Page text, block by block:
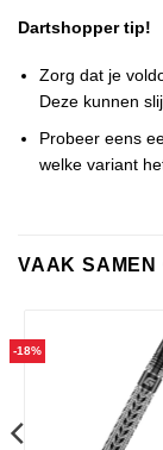
Dartshopper tip!
Zorg dat je
Deze kunnen
Probeer eens
welke variant
VAAK SAMEN
-18%